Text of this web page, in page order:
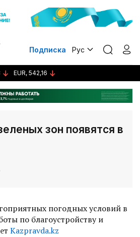
Подписка Рус
EUR, 542,16
зон появятся в
погодных условий в
по благоустройству и
Kazpravda.kz